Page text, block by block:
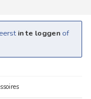
in te loggen of